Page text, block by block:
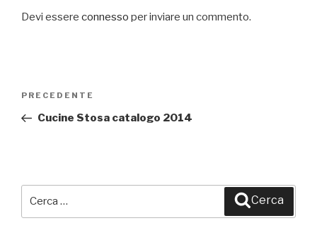
Devi essere connesso per inviare un commento.
Navigazione
Articolo
precedente:
PRECEDENTE
Cucine Stosa catalogo 2014
Cerca